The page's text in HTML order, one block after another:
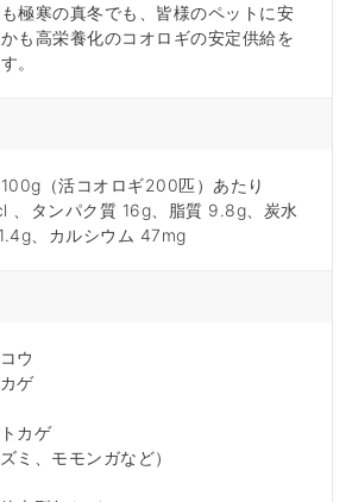
極寒の真冬でも、皆様のペットに安
も高栄養化のコオロギの安定供給を
。
（活コオロギ200匹）あたり
、タンパク質 16g、脂質 9.8g、炭水
、カルシウム 47mg
ウ
ゲ
カゲ
ミ、モモンガなど）